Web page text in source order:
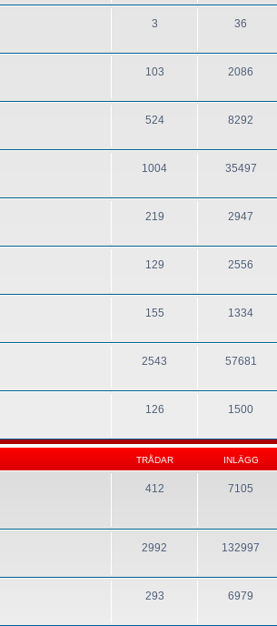
3 36
103 2086
524 8292
1004 35497
219 2947
129 2556
155 1334
2543 57681
126 1500
TRÅDAR INLÄGG
412 7105
2992 132997
293 6979